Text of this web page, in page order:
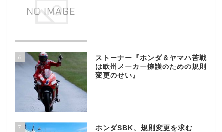
6
ストーナー『ホンダ＆ヤマハ苦戦
は欧州メーカー擁護のための規則
変更のせい』
7
ホンダSBK、規則変更を求む